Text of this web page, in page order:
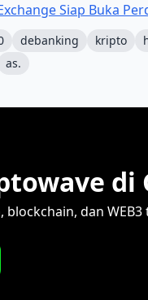
Siap Buka
debanking kripto
as.
di
dan